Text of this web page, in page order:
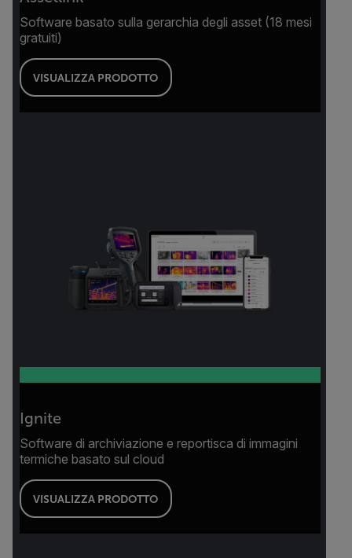
Software basato sulla gerarchia degli asset (18 mesi
gratuiti)
VISUALIZZA PRODOTTO
Ignite
Software di archiviazione e reportisca di immagini
termiche basato sul cloud
VISUALIZZA PRODOTTO